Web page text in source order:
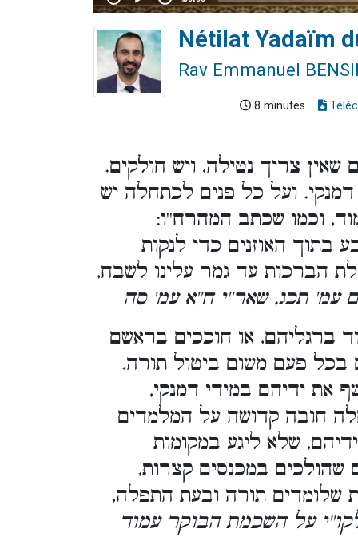
Nétilat Yadaïm
Rav Emmanuel
8 minutes
שאין צריך נטילה, ויש חולקים.
ועל כל פנים לכתחלה יש
וכמו שכתב המהרח''ו:
בתוך האוזנים כדי לנקות
הברכות עד גמר עלינו לשבח,
עמ' תכג, שאר''י ח''א עמ' סה
ברגליהם, או חוככים בראשם
בכל פעם משום ביטול תורה.
את ידיהם במידי דמנקי,
חובה קדושה על המלמדים
שלא ליגע במקומות
שהולכים במכנסים קצרות,
שלומדים תורה ובעת התפלה,
על השכמת הבוקר עמוד